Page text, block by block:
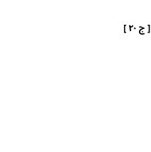
[ ج ٢٠ ]